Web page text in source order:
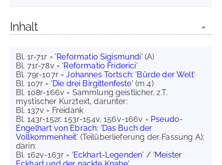
Inhalt
Bl. 1r-71r = 'Reformatio Sigismundi' (A)
Bl. 71r-78v = 'Reformatio Friderici'
Bl. 79r-107r =Johannes Tortsch: 'Bürde der Welt'
Bl. 107r = 'Die drei Birgittenfeste' (m 4)
Bl. 108r-166v = Sammlung geistlicher, z.T.
mystischer Kurztext, darunter:
Bl. 137v = Freidank
Bl. 143r-152r, 153r-154v, 156v-166v = Pseudo-
Engelhart von Ebrach: 'Das Buch der
Vollkommenheit' (Teilüberlieferung der Fassung A);
darin:
Bl. 162v-163r = 'Eckhart-Legenden' / 'Meister